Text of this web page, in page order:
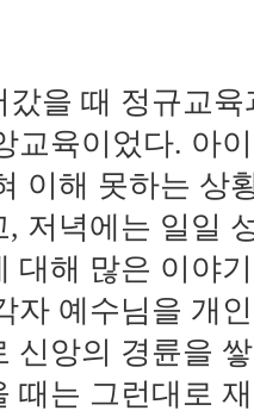
갔을 때 정규교
교육이었다. 아
이해 못하는 상
, 저녁에는 일일
대해 많은 이야
자 예수님을 개
신앙의 경륜을
때는 그런대로